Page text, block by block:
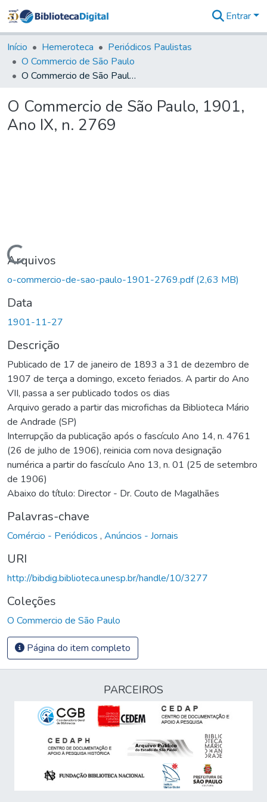
&
Coleções
Tudo na
Biblioteca
Estatísticas
Entrar
Início Hemeroteca
Periódicos Paulistas
O Commercio de São Paulo
O Commercio de São Paulo, 1901, Ano IX, n. 2769
O Commercio de São Paulo, 1901,
Ano IX, n. 2769
Carregando...
Arquivos
o-commercio-de-sao-paulo-1901-2769.pdf(2,63 MB)
Data
1901-11-27
Descrição
Publicado de 17 de janeiro de 1893 a 31 de dezembro de
1907 de terça a domingo, exceto feriados. A partir do Ano
VII, passa a ser publicado todos os dias
Arquivo gerado a partir das microfichas da Biblioteca Mário
de Andrade (SP)
Interrupção da publicação após o fascículo Ano 14, n. 4761
(26 de julho de 1906), reinicia com nova designação
numérica a partir do fascículo Ano 13, n. 01 (25 de setembro
de 1906)
Abaixo do título: Director - Dr. Couto de Magalhães
Palavras-chave
Comércio - Periódicos , Anúncios - Jornais
URI
http://bibdig.biblioteca.unesp.br/handle/10/3277
Coleções
O Commercio de São Paulo
Página do item completo
PARCEIROS